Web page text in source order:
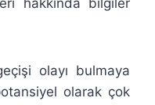
hakkında bilgiler
olayı bulmaya
olarak çok